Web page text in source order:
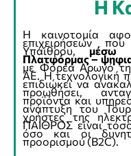
Η
Η καινοτομία
επιχειρήσεων
Υπαίθρου,μέσω
Πλατφόρμας –
με Φορέα Αρωγό
ΑΕ. Η τεχνολογική
επιδιώκει να
προωθήσει,
προϊόντα και
ανάπτυξη του
χρήστες της
ΠΑΙΘΡΟΣ είναι
όσο και οι
προορισμού (B2C).